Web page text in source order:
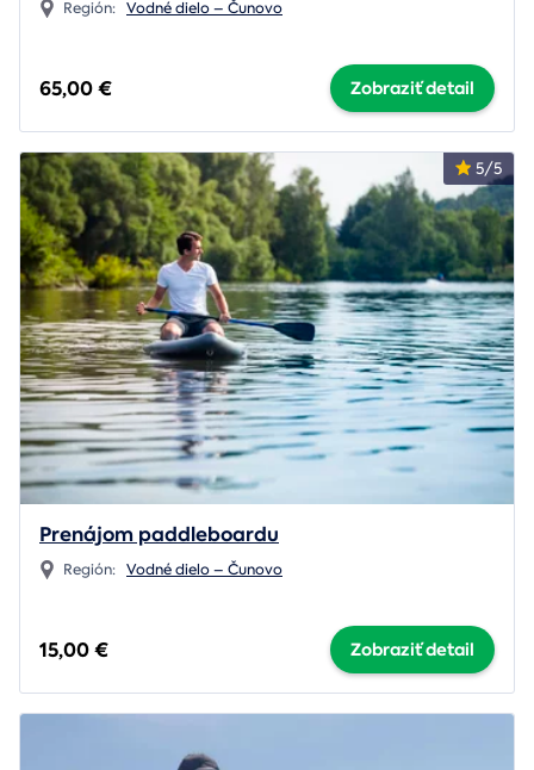
Región: Vodné dielo – Čunovo
65,00 € Zobraziť detail
5/5
Prenájom paddleboardu
Región: Vodné dielo – Čunovo
15,00 € Zobraziť detail